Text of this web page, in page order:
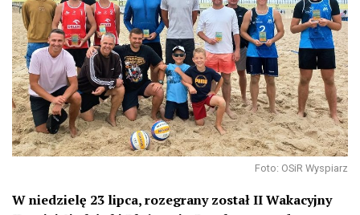
Foto: OSiR Wyspiarz
W niedzielę 23 lipca, rozegrany został II Wakacyjny